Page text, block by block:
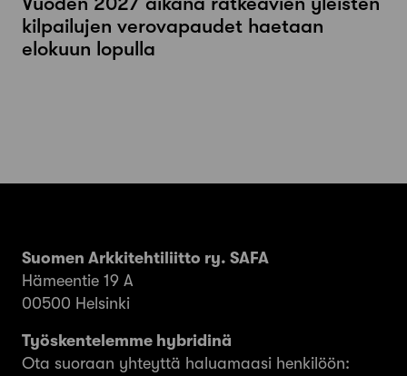
kilpailujen verovapaudet haetaan
elokuun lopulla
Suomen Arkkitehtiliitto ry. SAFA
Hämeentie 19 A
00500 Helsinki
Työskentelemme hybridinä
Ota suoraan yhteyttä haluamaasi henkilöön: